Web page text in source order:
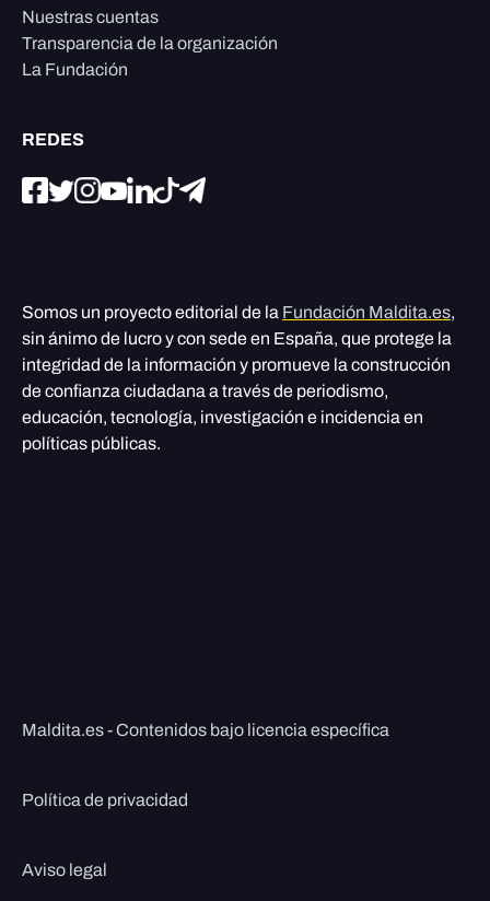
Nuestras cuentas
Transparencia de la organización
La Fundación
REDES
Somos un proyecto editorial de la Fundación Maldita.es,
sin ánimo de lucro y con sede en España, que protege la
integridad de la información y promueve la construcción
de confianza ciudadana a través de periodismo,
educación, tecnología, investigación e incidencia en
políticas públicas.
Maldita.es - Contenidos bajo licencia específica
Política de privacidad
Aviso legal